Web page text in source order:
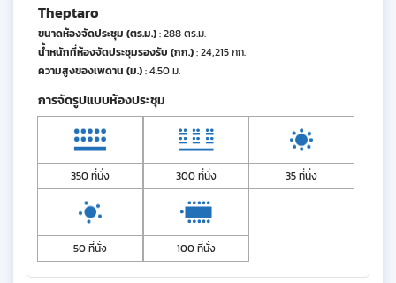
Theptaro
ขนาดห้องจัดประชุม (ตร.ม.): 288 ตร.ม.
น้ำหนักที่ห้องจัดประชุมรองรับ (กก.): 24,215 กก.
ความสูงของเพดาน (ม.): 4.50 ม.
การจัดรูปแบบห้องประชุม
350 ที่นั่ง 300 ที่นั่ง 35 ที่นั่ง
50 ที่นั่ง 100 ที่นั่ง